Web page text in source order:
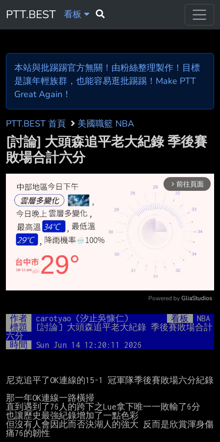
PTT.BEST 看板
本站與批踢踢官方無關！由粉絲整理製作！目標
是讓年輕族群，也能容易逛批踢踢！Make PTT
Great Again！
PTT.BEST 首頁 美國職籃 NBA
[討論] 大頭森追平老大紀錄 季後賽
敗場合計六分
arrow_forward_ios 前往頁面
Mute
Powered by GliaStudios
作者 carotyao (汐止吳慷仁) 看板
NBA
標題
[討論] 大頭森追平老大紀錄 季後賽敗場合計
六分
時間
Sun Jun 14 12:20:11 2026
尼克追平了OK連線的15-1 冠軍隊季後賽敗場六分紀錄
那一年OK連線一路橫掃
直到遇到了76人的跨下之Lue拿下唯一一敗輸了6分
也讓歷史最強紀錄增加了一點色彩
但沒有人會因此而否決湖人的強大 反而是欣賞渾身傷
痛76的韌性